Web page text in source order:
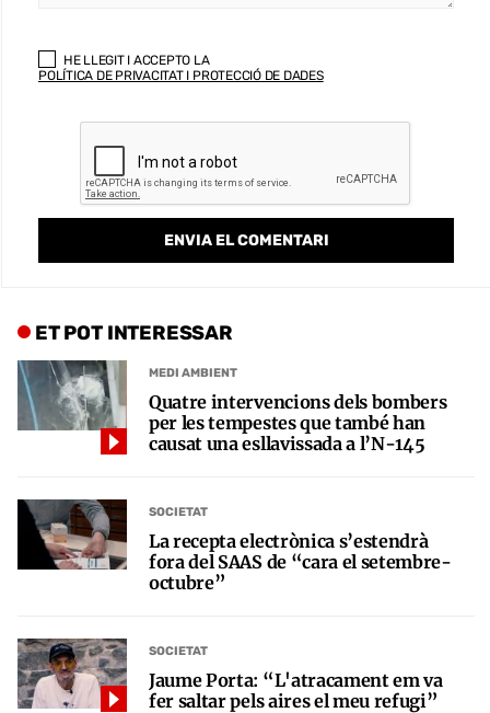
HE LLEGIT I ACCEPTO LA
POLÍTICA DE PRIVACITAT I PROTECCIÓ DE DADES
ET POT INTERESSAR
MEDI AMBIENT
Quatre intervencions dels bombers
per les tempestes que també han
causat una esllavissada a l’N-145
SOCIETAT
La recepta electrònica s’estendrà
fora del SAAS de “cara el setembre-
octubre”
SOCIETAT
Jaume Porta: “L'atracament em va
fer saltar pels aires el meu refugi”